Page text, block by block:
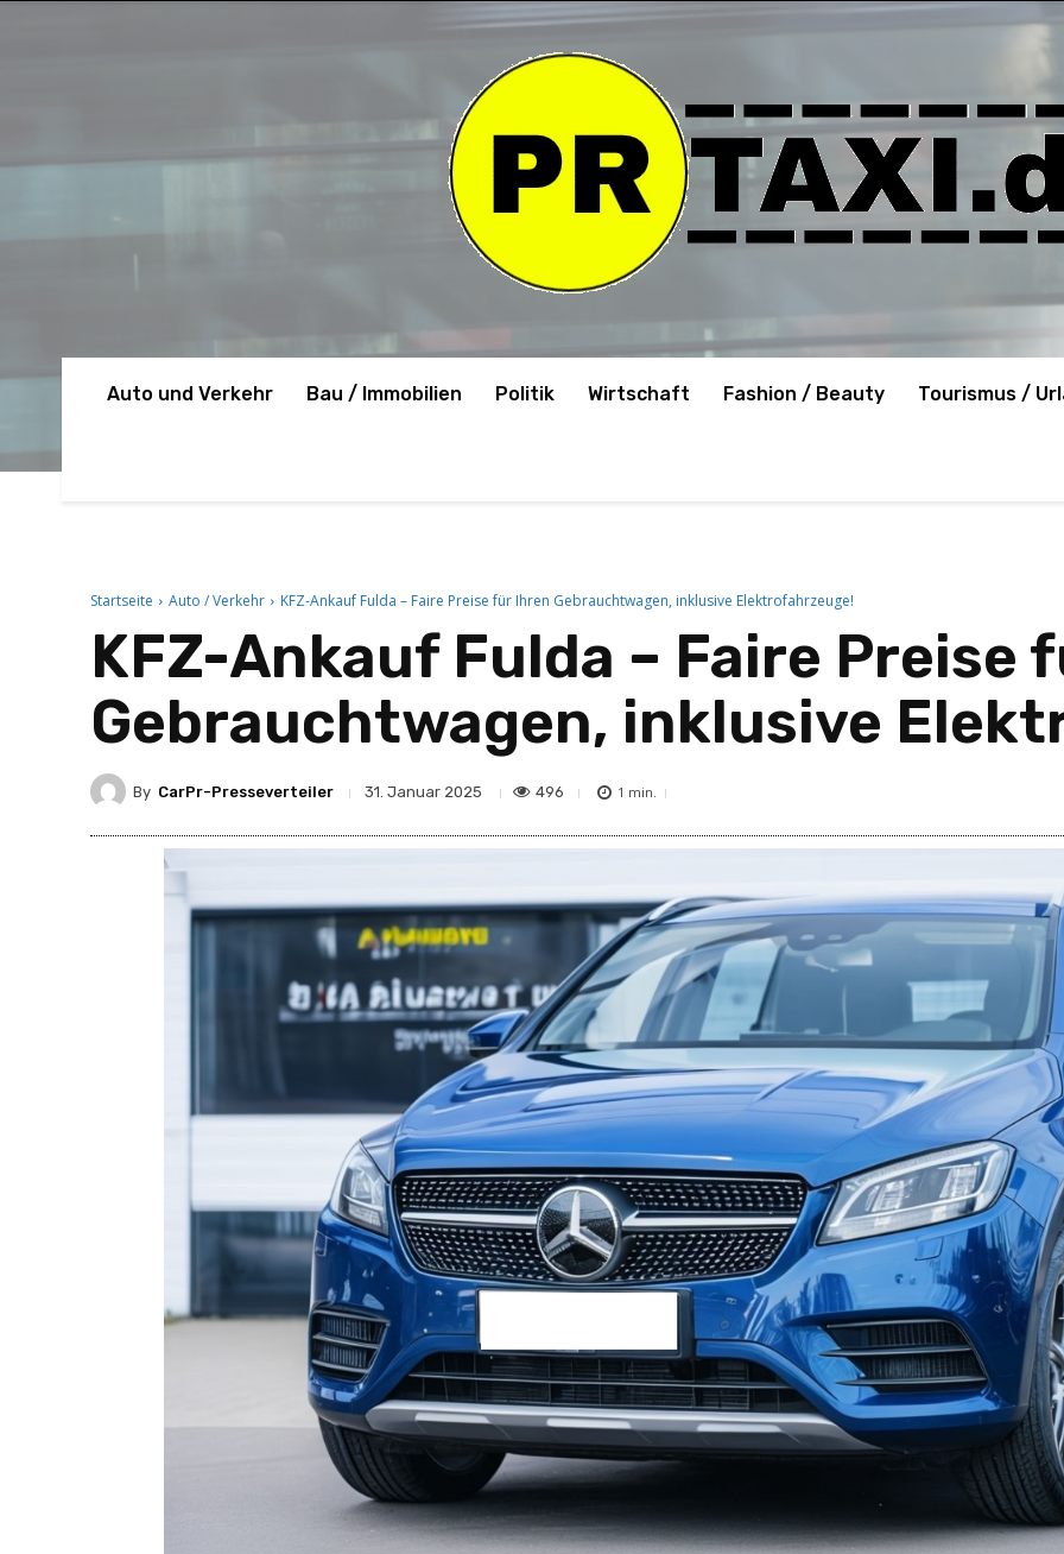
Auto und Verkehr Bau / Immobilien Politik Wirtschaft Fashion / Beauty Tourismus /
Startseite Auto / Verkehr KFZ-Ankauf Fulda – Faire Preise für Ihren Gebrauchtwagen, inklusive Elektrofahrzeuge!
KFZ-Ankauf Fulda – Faire Preise
Gebrauchtwagen, inklusive
By CarPr-Presseverteiler 31. Januar 2025 496 1 min.